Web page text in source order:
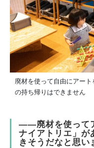
廃材を使って自由にアー
の持ち帰りはできません
――廃材を使って
ナイアトリエ」が
きそうだなと思い